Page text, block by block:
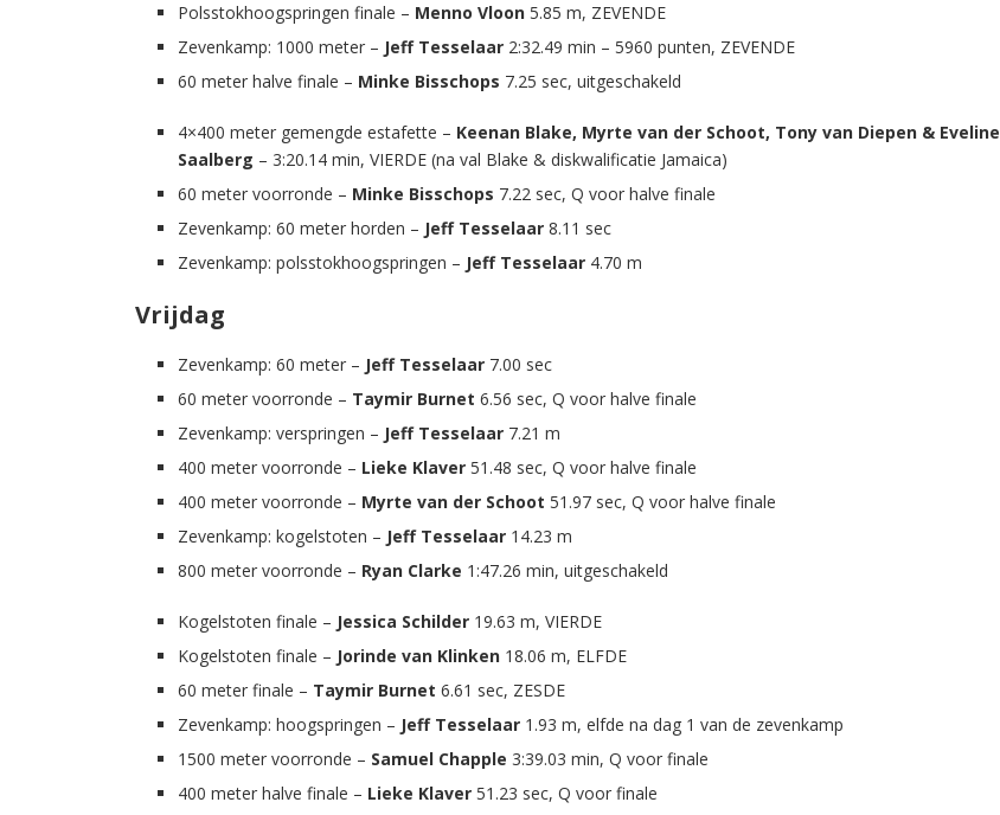
Polsstokhoogspringen finale – Menno Vloon 5.85 m, ZEVENDE
Zevenkamp: 1000 meter – Jeff Tesselaar 2:32.49 min – 5960 punten, ZEVENDE
60 meter halve finale – Minke Bisschops 7.25 sec, uitgeschakeld
4×400 meter gemengde estafette – Keenan Blake, Myrte van der Schoot, Tony van Diepen & Eveline
Saalberg – 3:20.14 min, VIERDE (na val Blake & diskwalificatie Jamaica)
60 meter voorronde – Minke Bisschops 7.22 sec, Q voor halve finale
Zevenkamp: 60 meter horden – Jeff Tesselaar 8.11 sec
Zevenkamp: polsstokhoogspringen – Jeff Tesselaar 4.70 m
Vrijdag
Zevenkamp: 60 meter – Jeff Tesselaar 7.00 sec
60 meter voorronde – Taymir Burnet 6.56 sec, Q voor halve finale
Zevenkamp: verspringen – Jeff Tesselaar 7.21 m
400 meter voorronde – Lieke Klaver 51.48 sec, Q voor halve finale
400 meter voorronde – Myrte van der Schoot 51.97 sec, Q voor halve finale
Zevenkamp: kogelstoten – Jeff Tesselaar 14.23 m
800 meter voorronde – Ryan Clarke 1:47.26 min, uitgeschakeld
Kogelstoten finale – Jessica Schilder 19.63 m, VIERDE
Kogelstoten finale – Jorinde van Klinken 18.06 m, ELFDE
60 meter finale – Taymir Burnet 6.61 sec, ZESDE
Zevenkamp: hoogspringen – Jeff Tesselaar 1.93 m, elfde na dag 1 van de zevenkamp
1500 meter voorronde – Samuel Chapple 3:39.03 min, Q voor finale
400 meter halve finale – Lieke Klaver 51.23 sec, Q voor finale